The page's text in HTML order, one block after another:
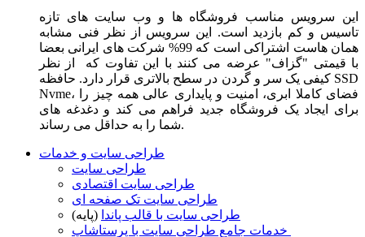
این سرویس مناسب فروشگاه ها و وب سایت های تازه
تاسیس و کم بازدید است. این سرویس از نظر فنی مشابه
همان هاست اشتراکی است که 99% شرکت های ایرانی بعضا
با قیمتی "گزاف" عرضه می کنند با این تفاوت که از نظر
کیفی یک سر و گردن در سطح بالاتری قرار دارد. حافظه SSD
Nvme، فضای کاملا ابری، امنیت و پایداری عالی همه چیز را
برای ایجاد یک فروشگاه جدید فراهم می کند و دغدغه های
شما را به حداقل می رساند.
طراحی سایت و خدمات
طراحی سایت
طراحی سایت اقتصادی
طراحی سایت تک صفحه ای
طراحی سایت با قالب پاندا (پایه)